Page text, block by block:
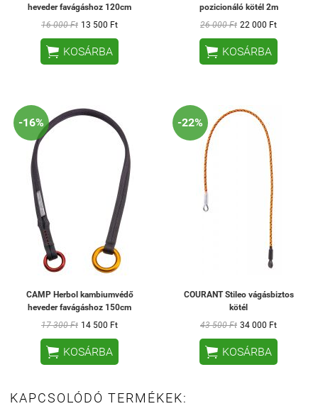
heveder favágáshoz 120cm
16 000 Ft 13 500 Ft
 KOSÁRBA
pozicionáló kötél 2m
26 000 Ft 22 000 Ft
 KOSÁRBA
-16%
CAMP Herbol kambiumvédő
heveder favágáshoz 150cm
17 300 Ft 14 500 Ft
 KOSÁRBA
-22%
COURANT Stileo vágásbiztos
kötél
43 500 Ft 34 000 Ft
 KOSÁRBA
KAPCSOLÓDÓ TERMÉKEK: